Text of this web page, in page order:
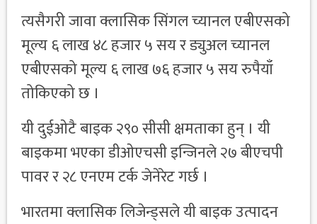
त्यसैगरी जावा क्लासिक सिंगल च्यानल एबीएसको
मूल्य ६ लाख ४८ हजार ५ सय र ड्युअल च्यानल
एबीएसको मूल्य ६ लाख ७६ हजार ५ सय रुपैयाँ
तोकिएको छ ।
यी दुईओटै बाइक २९० सीसी क्षमताका हुन् । यी
बाइकमा भएका डीओएचसी इन्जिनले २७ बीएचपी
पावर र २८ एनएम टर्क जेनेरेट गर्छ ।
भारतमा क्लासिक लिजेन्ड्सले यी बाइक उत्पादन